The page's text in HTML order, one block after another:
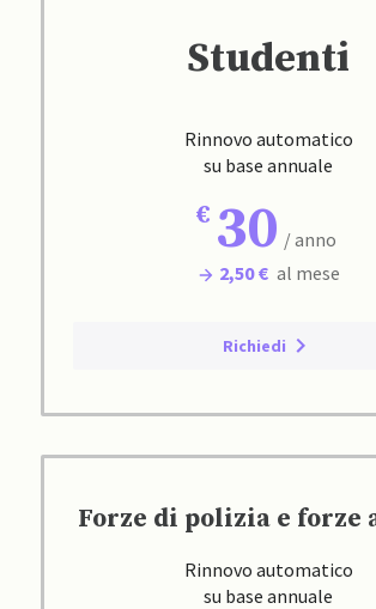
Studenti
Rinnovo automatico
su base annuale
30 / anno
2,50 € al mese
Richiedi
Forze di polizia e forze
Rinnovo automatico
su base annuale